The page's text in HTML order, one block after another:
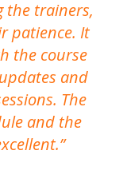
the trainers,
patience. It
the course
and
The
and the